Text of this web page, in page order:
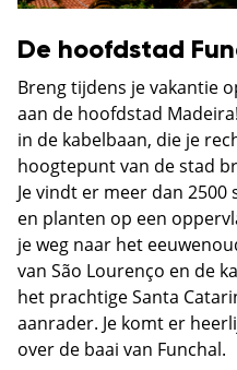
De hoofdstad
Breng tijdens je vakantie
aan de hoofdstad
in de kabelbaan, die je
hoogtepunt van de stad
Je vindt er meer dan
en planten op een
je weg naar het
van São Lourenço en de
het prachtige Santa
aanrader. Je komt er
over de baai van Funchal.